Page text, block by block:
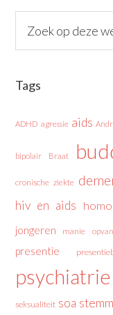
Tags
ADHD agressie aids
bipolair Braat
cronische ziekte
hiv en aids homo
jongeren manie
presentie
psychiatrie
seksualiteit soa